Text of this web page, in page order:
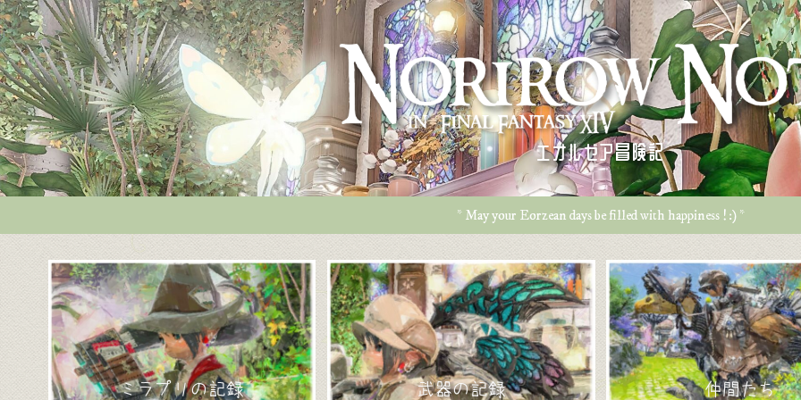
エオルゼア冒険記
* May your Eorzean days be filled with happiness ! :) *
ミラプリの記録 武器の記録 仲間たち